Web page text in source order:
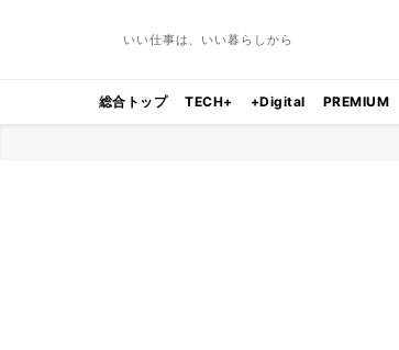
いい仕事は、いい暮らしから
総合トップ TECH+ +Digital PREMIUM